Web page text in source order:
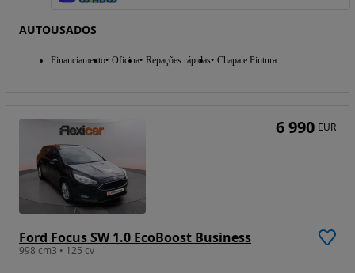
AUTOUSADOS
Financiamento Oficina Repações rápidas Chapa e Pintura
Ford Focus SW 1.0 EcoBoost Business
998 cm3 • 125 cv
6 990 EUR